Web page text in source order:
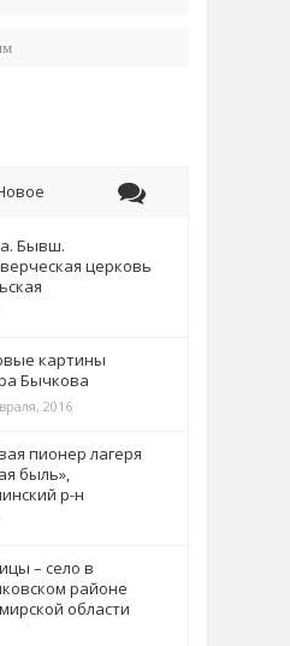
Бывш.
церковь
картины
Бычкова
2016
пионер лагеря
быль»,
р-н
– село в
районе
области